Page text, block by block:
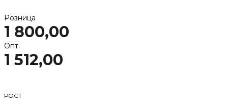
Розница
1 800,00
Опт.
1 512,00
РОСТ